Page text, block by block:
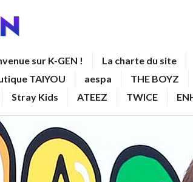
sur K-GEN ! La charte du site
TAIYOU aespa THE BOYZ
Stray Kids ATEEZ TWICE